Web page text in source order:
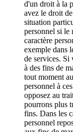
d'un droit à la
avez le droit
situation
personnel si le
caractère
exemple dans
de services. Si
à des fins de
tout moment
personnel à
opposez au
pourrons plus
fins. Dans les
personnel